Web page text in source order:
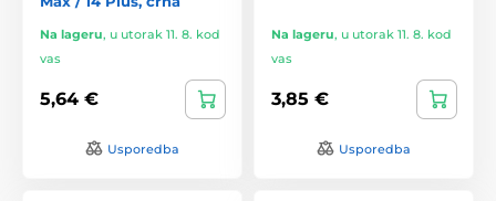
Na lageru, u utorak 11. 8. kod
vas
5,64 €
Usporedba
Na lageru, u utorak 11. 8. kod
vas
3,85 €
Usporedba